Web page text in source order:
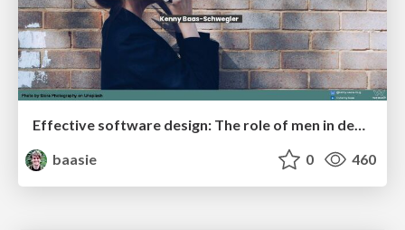
Effective software design: The role of men in debugging patriarchy in IT @ Voxxed Days AMS
baasie
0 460